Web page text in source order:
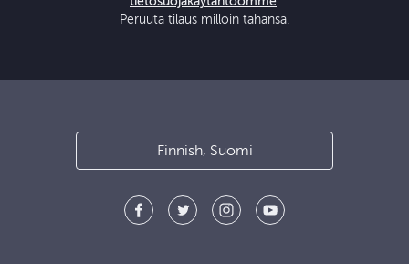
Peruuta tilaus milloin tahansa.
Finnish, Suomi